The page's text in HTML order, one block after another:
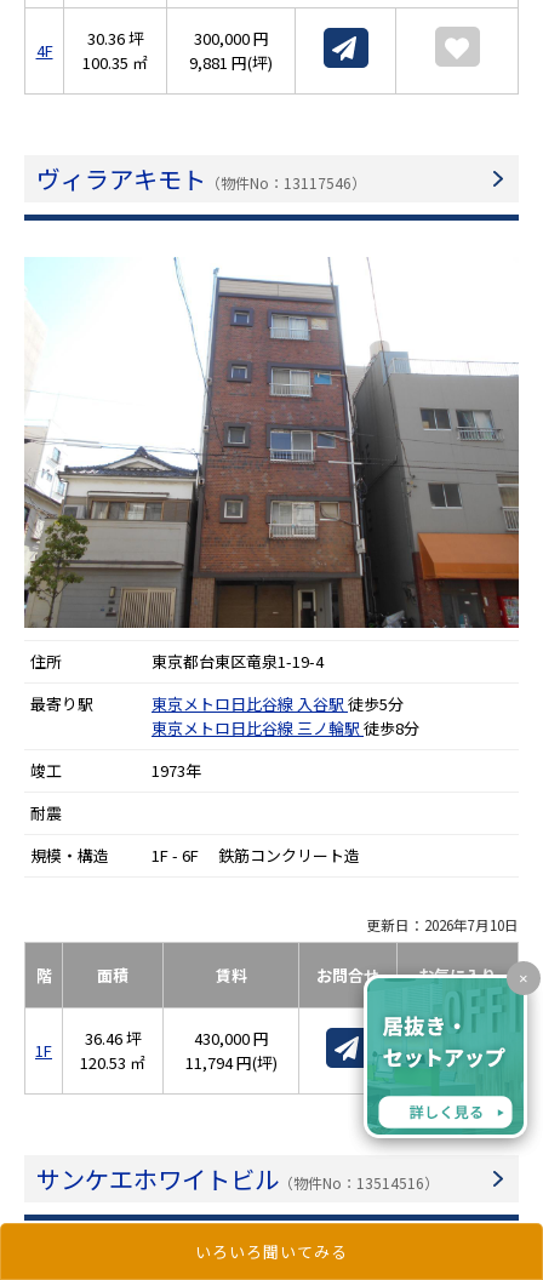
いろいろ聞いてみる
×
4F
30.36 坪
100.35 ㎡
300,000 円
9,881 円(坪)
ヴィラアキモト （物件No：13117546）
住所
東京都台東区竜泉1-19-4
最寄り駅
東京メトロ日比谷線 入谷駅 徒歩5分
東京メトロ日比谷線三ノ輪駅 徒歩8分
竣工
1973年
耐震
規模・構造
1F - 6F 鉄筋コンクリート造
更新日：2026年7月10日
階 面積 賃料 お問合せ お気に入り
1F
36.46 坪
120.53 ㎡
430,000 円
11,794 円(坪)
サンケエホワイトビル （物件No：13514516）